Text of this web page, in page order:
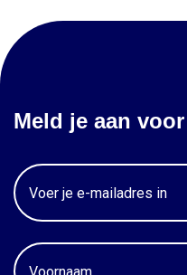
Meld je aan
Email
Voornaam